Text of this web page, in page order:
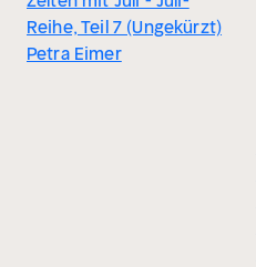
Reihe, Teil 7 (Ungekürzt)
Petra Eimer